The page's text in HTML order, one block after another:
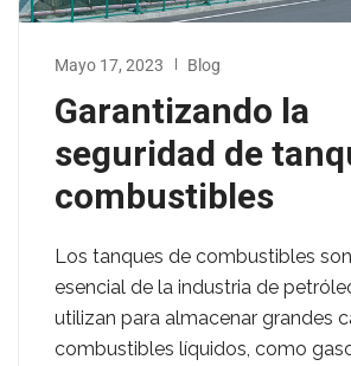
Mayo 17, 2023 Blog
Garantizando la
seguridad de
combustibles
Los tanques de combustibles
esencial de la industria de
utilizan para almacenar grandes
combustibles líquidos, como